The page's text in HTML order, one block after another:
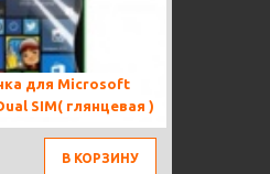
для Microsoft
SIM( глянцевая )
В КОРЗИНУ